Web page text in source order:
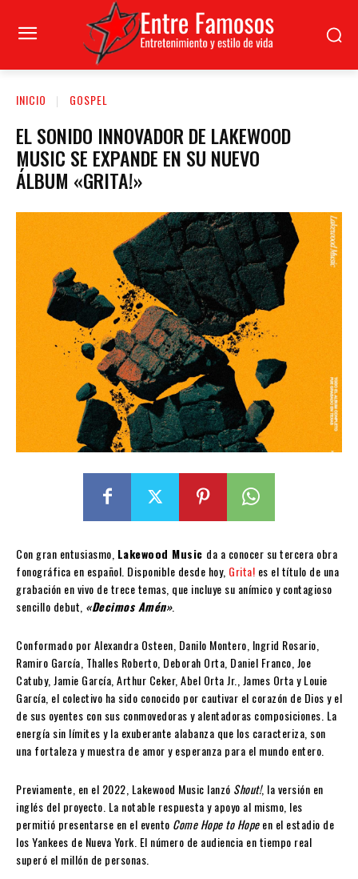
INICIO GOSPEL
EL SONIDO INNOVADOR DE LAKEWOOD
MUSIC SE EXPANDE EN SU NUEVO
ÁLBUM «GRITA!»
Con gran entusiasmo, Lakewood Music da a conocer su tercera obra
fonográfica en español. Disponible desde hoy, Grita! es el título de una
grabación en vivo de trece temas, que incluye su anímico y contagioso
sencillo debut, «Decimos Amén».
Conformado por Alexandra Osteen, Danilo Montero, Ingrid Rosario,
Ramiro García, Thalles Roberto, Deborah Orta, Daniel Franco, Joe
Catuby, Jamie García, Arthur Ceker, Abel Orta Jr., James Orta y Louie
García, el colectivo ha sido conocido por cautivar el corazón de Dios y el
de sus oyentes con sus conmovedoras y alentadoras composiciones. La
energía sin límites y la exuberante alabanza que los caracteriza, son
una fortaleza y muestra de amor y esperanza para el mundo entero.
Previamente, en el 2022, Lakewood Music lanzó Shout!, la versión en
inglés del proyecto. La notable respuesta y apoyo al mismo, les
permitió presentarse en el evento Come Hope to Hopeen el estadio de
los Yankees de Nueva York. El número de audiencia en tiempo real
superó el millón de personas.